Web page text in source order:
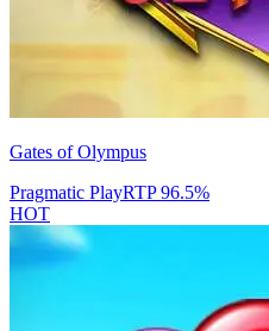
Gates of Olympus
Pragmatic PlayRTP96.5%
HOT